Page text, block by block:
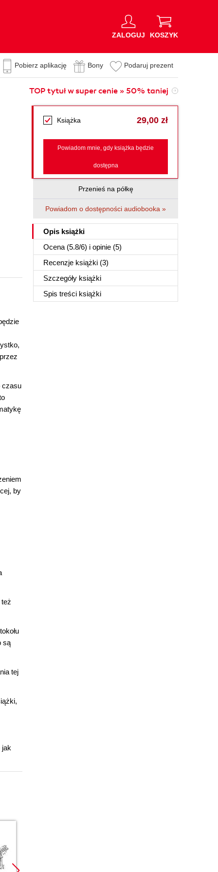
ZALOGUJ KOSZYK
Pobierz aplikację Bony Podaruj prezent
TOP tytuł w super cenie » 50% taniej
Książka 29,00 zł
Powiadom mnie, gdy książka będzie
dostępna
Przenieś na półkę
Powiadom o dostępności audiobooka »
Opis książki
Ocena (5.8/6) i opinie (5)
Recenzje książki (3)
Szczegóły książki
Spis treści książki
czasu
by
są
tej
jak